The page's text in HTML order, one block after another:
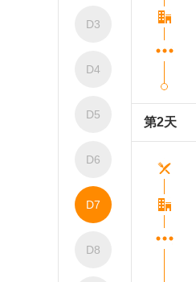
D3
D4
D5
D6
D7
D8
第2天